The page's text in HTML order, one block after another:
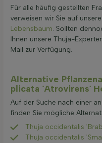
Für alle häufig gestellten
verweisen wir Sie auf
Lebensbaum. Sollten
Ihnen unsere Thuja-
Mail zur Verfügung.
Alternative
plicata 'Atrovirens'
Auf der Suche nach einer
finden Sie mögliche
Thuja occidentalis
Thuja occidentalis